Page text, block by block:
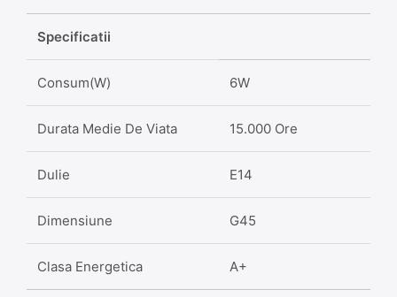
Specificatii
Consum(W) 6W
Durata Medie De Viata 15.000 Ore
Dulie E14
Dimensiune G45
Clasa Energetica A+